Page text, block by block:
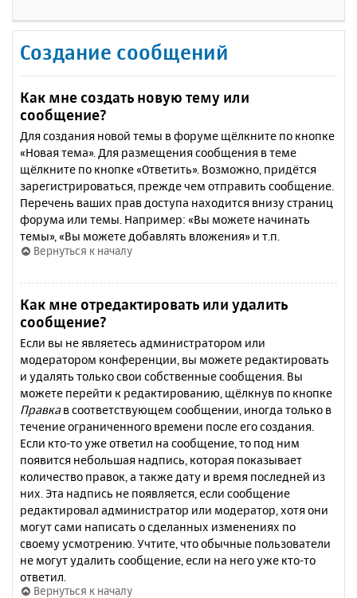
Создание сообщений
Как мне создать новую тему или
сообщение?
Для создания новой темы в форуме щёлкните по кнопке
«Новая тема». Для размещения сообщения в теме
щёлкните по кнопке «Ответить». Возможно, придётся
зарегистрироваться, прежде чем отправить сообщение.
Перечень ваших прав доступа находится внизу страниц
форума или темы. Например: «Вы можете начинать
темы», «Вы можете добавлять вложения» и т.п.
Вернуться к началу
Как мне отредактировать или удалить
сообщение?
Если вы не являетесь администратором или
модератором конференции, вы можете редактировать
и удалять только свои собственные сообщения. Вы
можете перейти к редактированию, щёлкнув по кнопке
Правкав соответствующем сообщении, иногда только в
течение ограниченного времени после его создания.
Если кто-то уже ответил на сообщение, то под ним
появится небольшая надпись, которая показывает
количество правок, а также дату и время последней из
них. Эта надпись не появляется, если сообщение
редактировал администратор или модератор, хотя они
могут сами написать о сделанных изменениях по
своему усмотрению. Учтите, что обычные пользователи
не могут удалить сообщение, если на него уже кто-то
ответил.
Вернуться к началу